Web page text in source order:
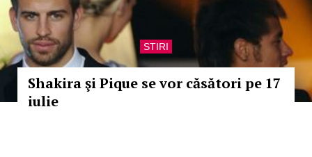
STIRI
Shakira şi Pique se vor căsători pe 17
iulie